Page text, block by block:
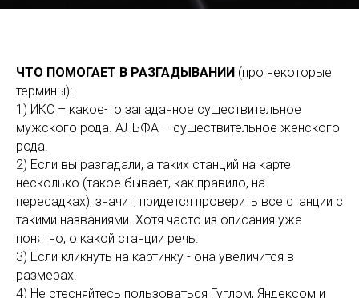
ЧТО ПОМОГАЕТ В РАЗГАДЫВАНИИ (про некоторые
термины):
1) ИКС – какое-то загаданное существительное
мужского рода. АЛЬФА – существительное женского
рода.
2) Если вы разгадали, а таких станций на карте
несколько (такое бывает, как правило, на
пересадках), значит, придется проверить все станции с
такими названиями. Хотя часто из описания уже
понятно, о какой станции речь.
3) Если кликнуть на картинку - она увеличится в
размерах.
4) Не стесняйтесь пользоваться Гуглом, Яндексом и